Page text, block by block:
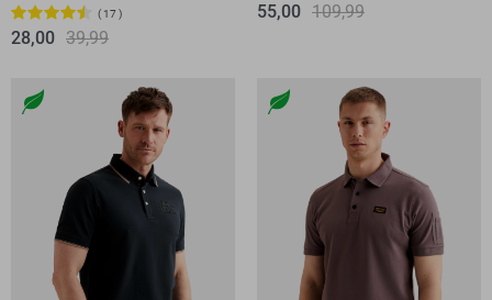
17
28,00 39,99
55,00 109,99